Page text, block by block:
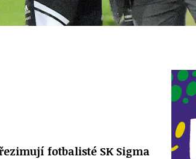
fotbalisté SK Sigma